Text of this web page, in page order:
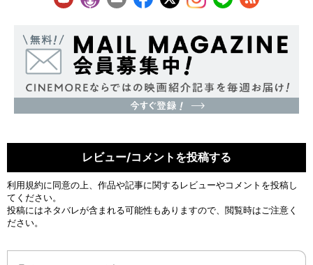
レビュー/コメントを投稿する
利用規約に同意の上、作品や記事に関するレビューやコメントを投稿し
てください。
投稿にはネタバレが含まれる可能性もありますので、閲覧時はご注意く
ださい。